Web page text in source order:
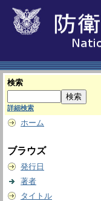
検索
詳細検索
ホーム
ブラウズ
発行日
著者
タイトル